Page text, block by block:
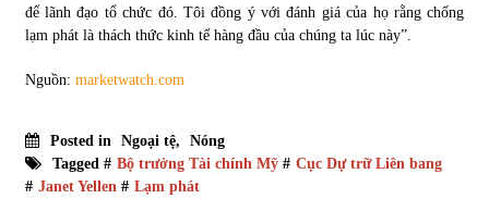
để lãnh đạo tổ chức đó. Tôi đồng ý với đánh giá của họ rằng chống
lạm phát là thách thức kinh tế hàng đầu của chúng ta lúc này”.
Nguồn: marketwatch.com
Posted in Ngoại tệ,
Nóng
Tagged # Bộ trưởng Tài chính Mỹ# Cục Dự trữ Liên bang
# Janet Yellen# Lạm phát